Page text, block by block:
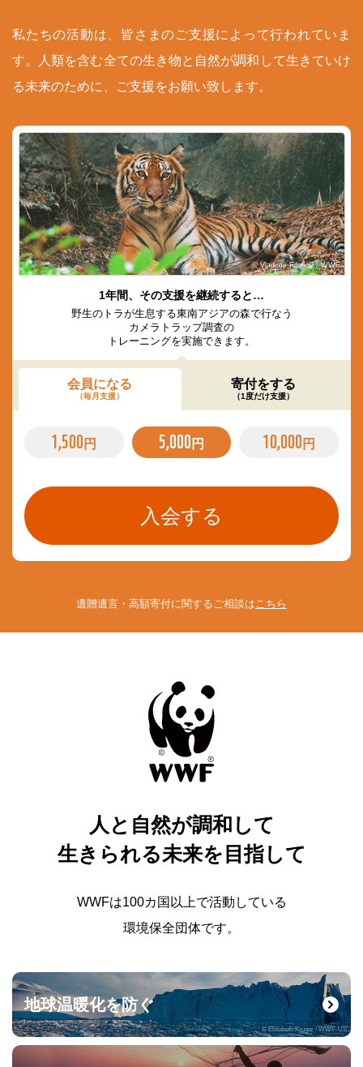
私たちの活動は、皆さまのご支援によって行われていま
す。人類を含む全ての生き物と自然が調和して生きていけ
る未来のために、ご支援をお願い致します。
© Vladimir Filonov / WWF
1年間、その支援を継続すると…
野生のトラが生息する東南アジアの森で行なう
カメラトラップ調査の
トレーニングを実施できます。
会員になる
（毎月支援）
寄付をする
（1度だけ支援）
1,500 円 5,000 円 10,000 円
遺贈遺言・高額寄付に関するご相談は こちら
人と自然が調和して
生きられる未来を目指して
WWFは100カ国以上で活動している
環境保全団体です。
地球温暖化を防ぐ
© Elisabeth Kruger / WWF-US